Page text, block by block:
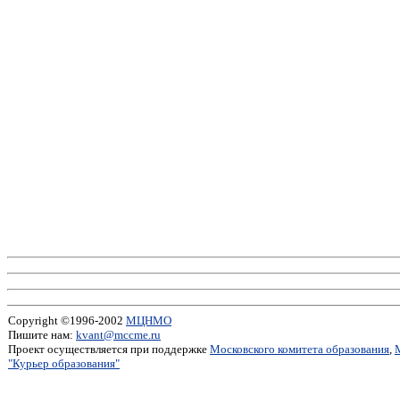
Copyright ©1996-2002 МЦНМО
Пишите нам: kvant@mccme.ru
Проект осуществляется при поддержке Московского комитета образования,
"Курьер образования"